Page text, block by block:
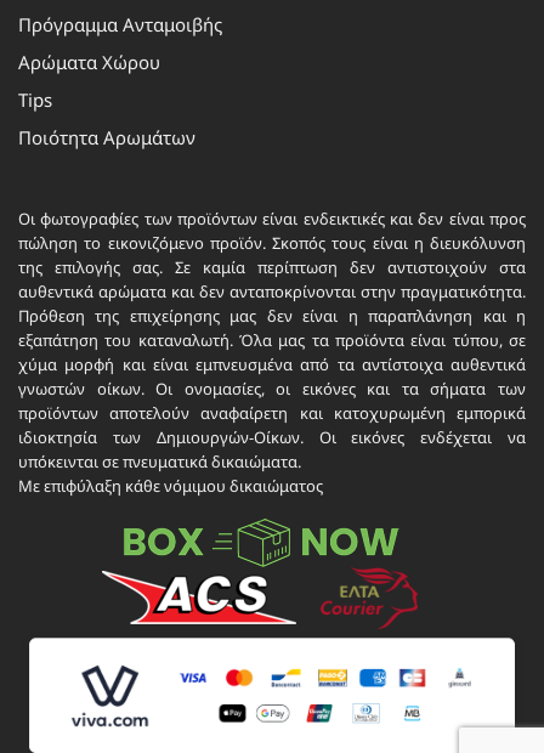
Πρόγραμμα Ανταμοιβής
Αρώματα Χώρου
Tips
Ποιότητα Αρωμάτων
Οι φωτογραφίες των προϊόντων είναι ενδεικτικές και δεν είναι προς
πώληση το εικονιζόμενο προϊόν. Σκοπός τους είναι η διευκόλυνση
της επιλογής σας. Σε καμία περίπτωση δεν αντιστοιχούν στα
αυθεντικά αρώματα και δεν ανταποκρίνονται στην πραγματικότητα.
Πρόθεση της επιχείρησης μας δεν είναι η παραπλάνηση και η
εξαπάτηση του καταναλωτή. Όλα μας τα προϊόντα είναι τύπου, σε
χύμα μορφή και είναι εμπνευσμένα από τα αντίστοιχα αυθεντικά
γνωστών οίκων. Οι ονομασίες, οι εικόνες και τα σήματα των
προϊόντων αποτελούν αναφαίρετη και κατοχυρωμένη εμπορικά
ιδιοκτησία των Δημιουργών-Οίκων. Οι εικόνες ενδέχεται να
υπόκεινται σε πνευματικά δικαιώματα.
Με επιφύλαξη κάθε νόμιμου δικαιώματος